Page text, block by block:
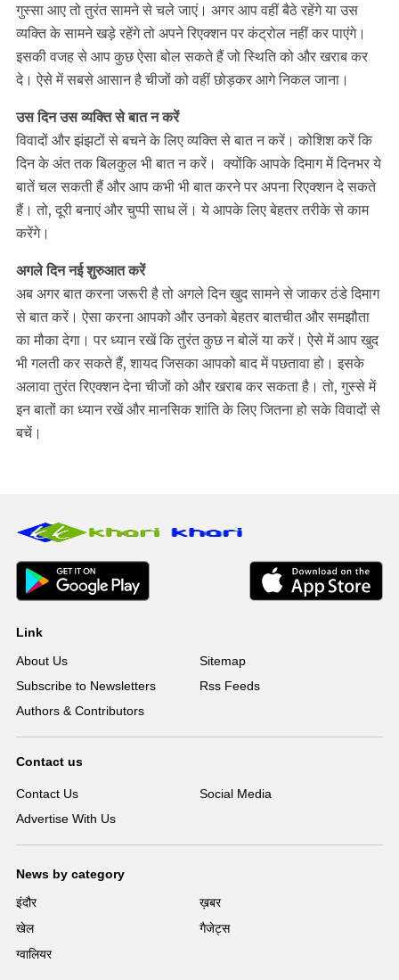
गुस्सा आए तो तुरंत सामने से चले जाएं। अगर आप वहीं बैठे रहेंगे या उस
व्यक्ति के सामने खड़े रहेंगे तो अपने रिएक्शन पर कंट्रोल नहीं कर पाएंगे।
इसकी वजह से आप कुछ ऐसा बोल सकते हैं जो स्थिति को और खराब कर
दे। ऐसे में सबसे आसान है चीजों को वहीं छोड़कर आगे निकल जाना।
उस दिन उस व्यक्ति से बात न करें
विवादों और झंझटों से बचने के लिए व्यक्ति से बात न करें। कोशिश करें कि
दिन के अंत तक बिलकुल भी बात न करें। क्योंकि आपके दिमाग में दिनभर ये
बातें चल सकती हैं और आप कभी भी बात करने पर अपना रिएक्शन दे सकते
हैं। तो, दूरी बनाएं और चुप्पी साध लें। ये आपके लिए बेहतर तरीके से काम
करेंगे।
अगले दिन नई शुरुआत करें
अब अगर बात करना जरूरी है तो अगले दिन खुद सामने से जाकर ठंडे दिमाग
से बात करें। ऐसा करना आपको और उनको बेहतर बातचीत और समझौता
का मौका देगा। पर ध्यान रखें कि तुरंत कुछ न बोलें या करें। ऐसे में आप खुद
भी गलती कर सकते हैं, शायद जिसका आपको बाद में पछतावा हो। इसके
अलावा तुरंत रिएक्शन देना चीजों को और खराब कर सकता है। तो, गुस्से में
इन बातों का ध्यान रखें और मानसिक शांति के लिए जितना हो सके विवादों से
बचें।
Link
About Us
Sitemap
Subscribe to Newsletters
Rss Feeds
Authors & Contributors
Contact us
Contact Us
Social Media
Advertise With Us
News by category
इंदौर
ख़बर
खेल
गैजेट्स
ग्वालियर